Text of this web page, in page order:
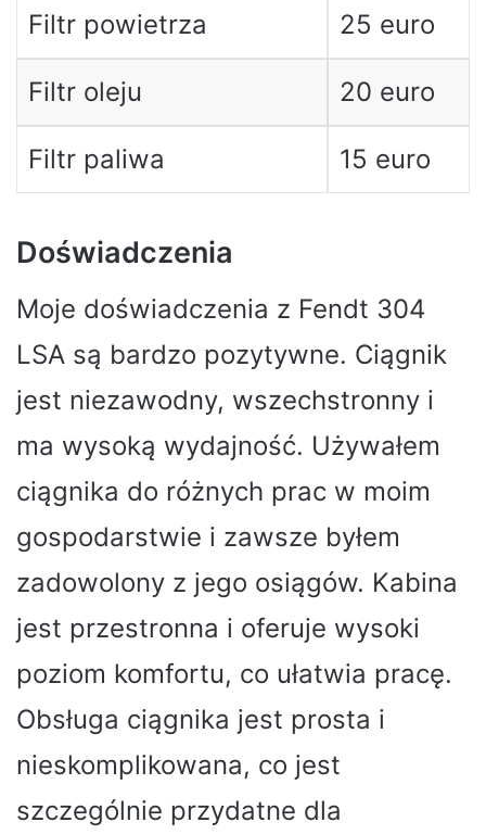
Filtr powietrza 25 euro
Filtr oleju 20 euro
Filtr paliwa 15 euro
Doświadczenia
Moje doświadczenia z Fendt 304
LSA są bardzo pozytywne. Ciągnik
jest niezawodny, wszechstronny i
ma wysoką wydajność. Używałem
ciągnika do różnych prac w moim
gospodarstwie i zawsze byłem
zadowolony z jego osiągów. Kabina
jest przestronna i oferuje wysoki
poziom komfortu, co ułatwia pracę.
Obsługa ciągnika jest prosta i
nieskomplikowana, co jest
szczególnie przydatne dla